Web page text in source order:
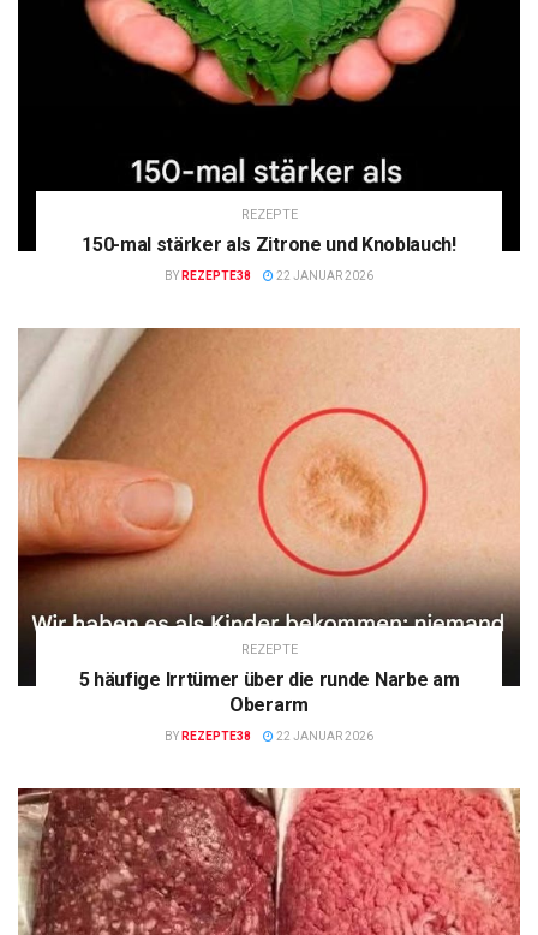
REZEPTE
150-mal stärker als Zitrone und Knoblauch!
BY REZEPTE38 22 JANUAR 2026
REZEPTE
5 häufige Irrtümer über die runde Narbe am
Oberarm
BY REZEPTE38 22 JANUAR 2026